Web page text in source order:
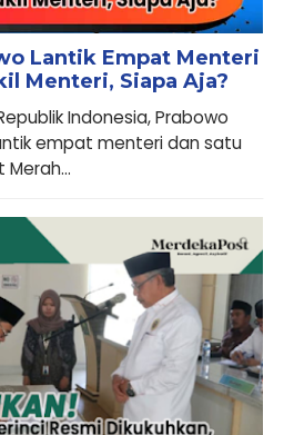
Lantik Empat Menteri
Menteri, Siapa Aja?
Indonesia, Prabowo
empat menteri dan satu